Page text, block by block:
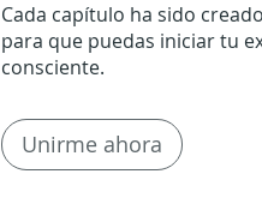
Cada capítulo ha sido
para que puedas iniciar tu
consciente.
Unirme ahora